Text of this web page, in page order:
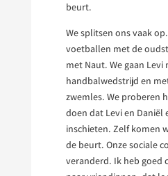
beurt.
We splitsen ons vaak
voetballen met de
met Naut. We gaan Levi
handbalwedstrijd en
zwemles. We proberen
doen dat Levi en Daniël
inschieten. Zelf komen
de beurt. Onze sociale
veranderd. Ik heb goed